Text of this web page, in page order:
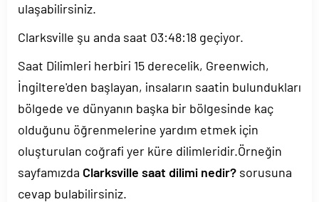
ulaşabilirsiniz.
Clarksville şu anda saat 03:48:18 geçiyor.
Saat Dilimleri herbiri 15 derecelik, Greenwich,
İngiltere'den başlayan, insaların saatin bulundukları
bölgede ve dünyanın başka bir bölgesinde kaç
olduğunu öğrenmelerine yardım etmek için
oluşturulan coğrafi yer küre dilimleridir.Örneğin
sayfamızda Clarksville saat dilimi nedir? sorusuna
cevap bulabilirsiniz.